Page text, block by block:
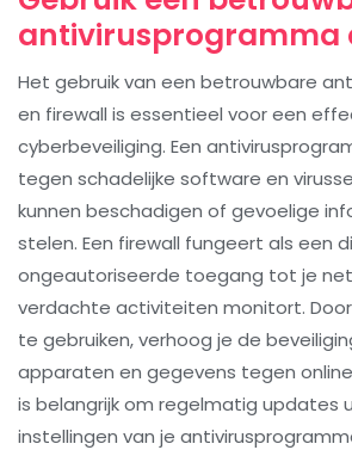
antivirusprogramma
Het gebruik van een betrouwbare
en firewall is essentieel voor een
cyberbeveiliging. Een
tegen schadelijke software en
kunnen beschadigen of gevoelige
stelen. Een firewall fungeert als een
ongeautoriseerde toegang tot je
verdachte activiteiten monitort.
te gebruiken, verhoog je de
apparaten en gegevens tegen
is belangrijk om regelmatig updates
instellingen van je